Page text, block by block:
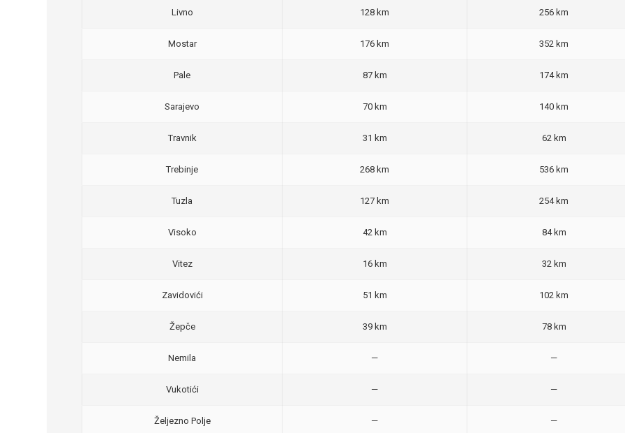
Livno 128 km 256 km
Mostar 176 km 352 km
Pale 87 km 174 km
Sarajevo 70 km 140 km
Travnik 31 km 62 km
Trebinje 268 km 536 km
Tuzla 127 km 254 km
Visoko 42 km 84 km
Vitez 16 km 32 km
Zavidovići 51 km 102 km
Žepče 39 km 78 km
Nemila — —
Vukotići — —
Željezno Polje — —